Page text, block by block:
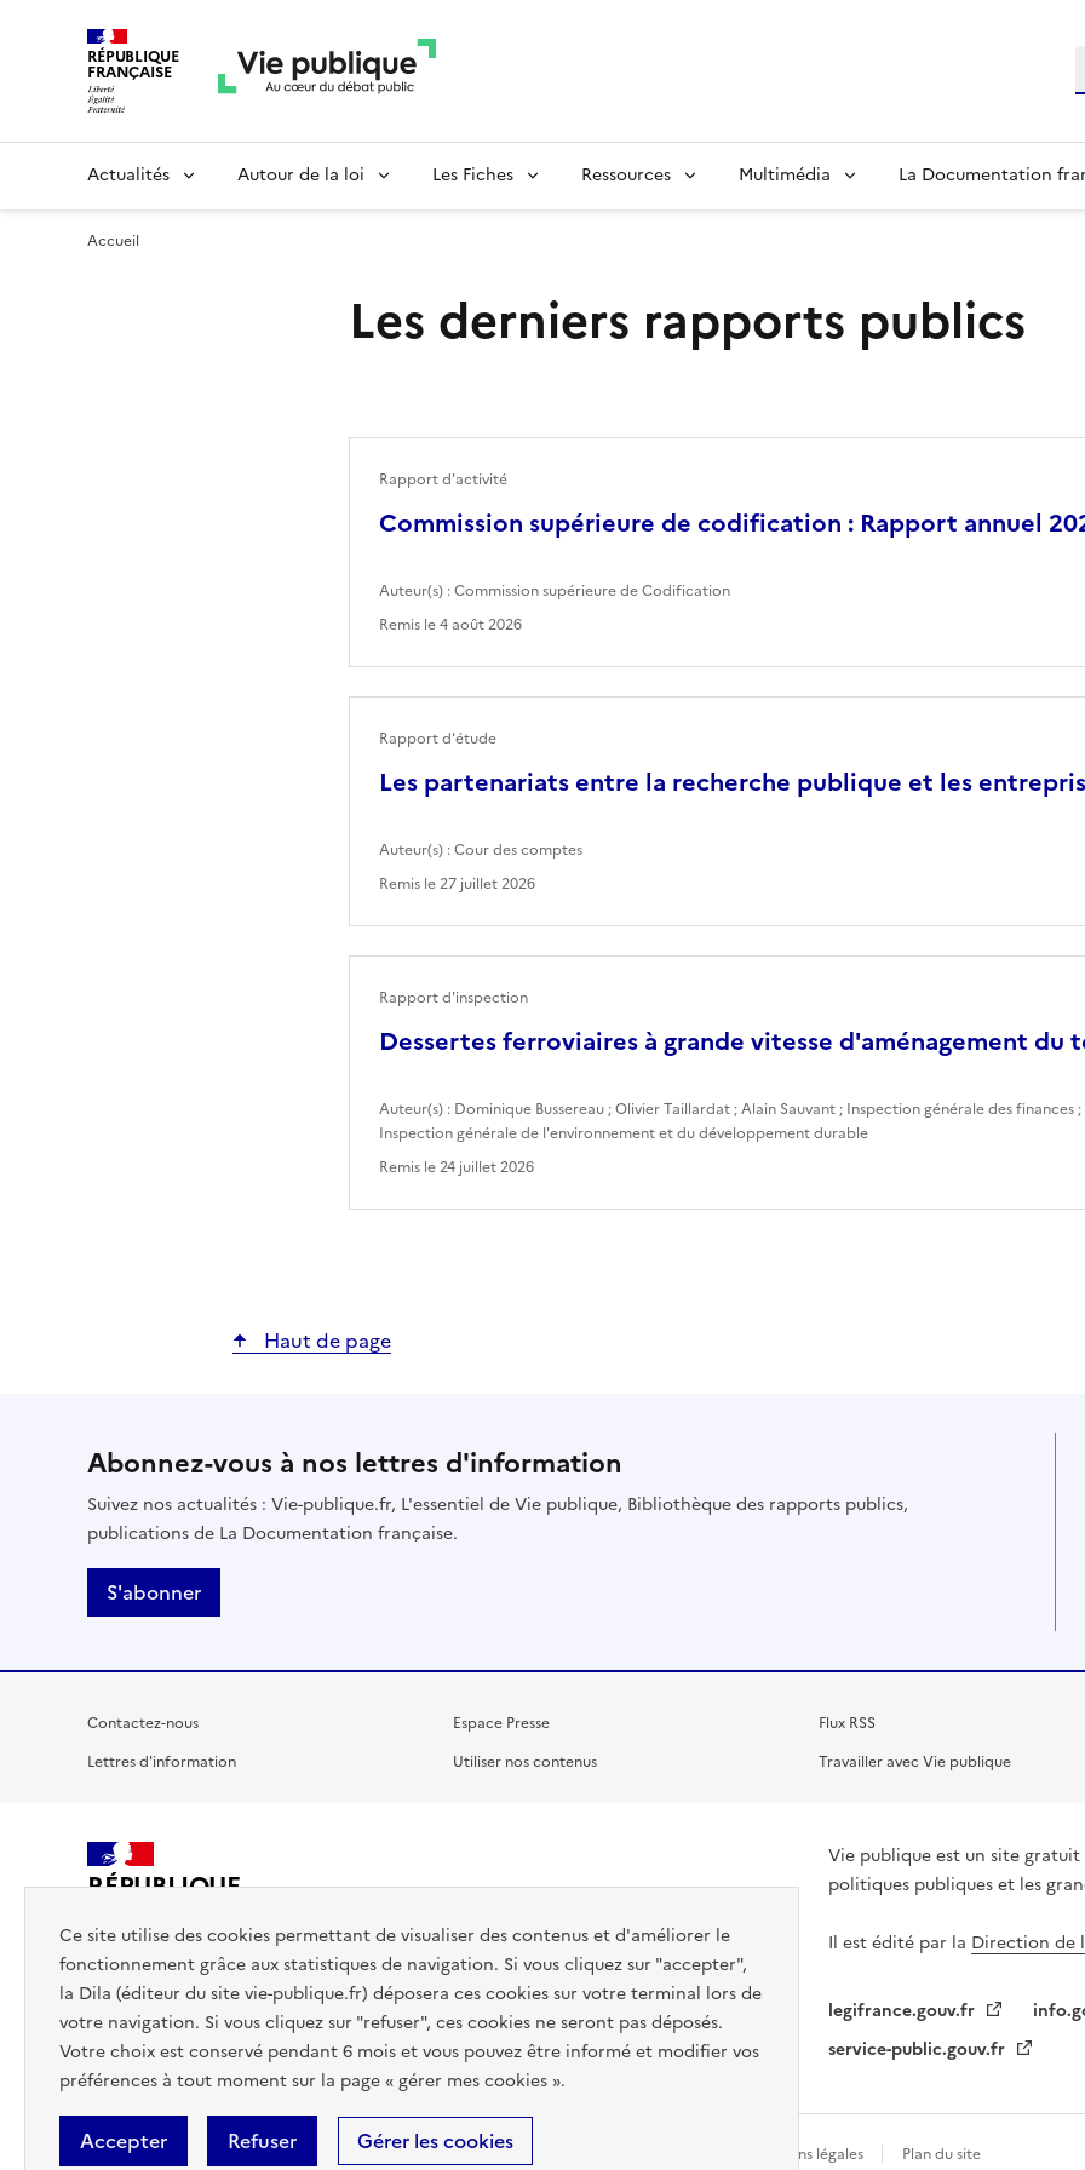
Ce site utilise des cookies permettant de visualiser des contenus et d'améliorer le
fonctionnement grâce aux statistiques de navigation. Si vous cliquez sur "accepter",
la Dila (éditeur du site vie-publique.fr) déposera ces cookies sur votre terminal lors de
votre navigation. Si vous cliquez sur "refuser", ces cookies ne seront pas déposés.
Votre choix est conservé pendant 6 mois et vous pouvez être informé et modifier vos
préférences à tout moment sur la page « gérer mes cookies ».
Accepter Refuser Gérer les cookies
RÉPUBLIQUE
FRANÇAISE
Actualités Autour de la loi Les Fiches Ressources Multimédia La Documentation
Accueil
Les derniers rapports publics
Commission supérieure de codification : Rapport annuel
Rapport d'activité
Auteur(s) :Commission supérieure de Codification
Remis le4 août 2026
Les partenariats entre la recherche publique et les
Rapport d'étude
Auteur(s) :Cour des comptes
Remis le27 juillet 2026
Dessertes ferroviaires à grande vitesse d'aménagement du
Rapport d'inspection
Auteur(s) : Dominique Bussereau ;Olivier Taillardat ;Alain Sauvant ; Inspection générale des finances ;
Inspection générale de l'environnement et du développement durable
Remis le24 juillet 2026
Haut de page
Abonnez-vous à nos lettres d'information
Suivez nos actualités : Vie-publique.fr, L'essentiel de Vie publique, Bibliothèque des rapports publics,
publications de La Documentation française.
S'abonner
Contactez-nous
Lettres d'information
Espace Presse
Utiliser nos contenus
Flux RSS
Travailler avec Vie publique
RÉPUBLIQUE
Vie publique est un site
politiques publiques et les
Il est édité par la Direction de
legifrance.gouv.fr
service-public.gouv.fr
Accessibilité : totalement conforme Données personnelles Mentions légales Plan du site